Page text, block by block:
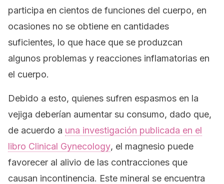
participa en cientos de funciones del cuerpo, en
ocasiones no se obtiene en cantidades
suficientes, lo que hace que se produzcan
algunos problemas y reacciones inflamatorias en
el cuerpo.
Debido a esto, quienes sufren espasmos en la
vejiga deberían aumentar su consumo, dado que,
de acuerdo a una investigación publicada en el
libro Clinical Gynecology, el magnesio puede
favorecer al alivio de las contracciones que
causan incontinencia. Este mineral se encuentra